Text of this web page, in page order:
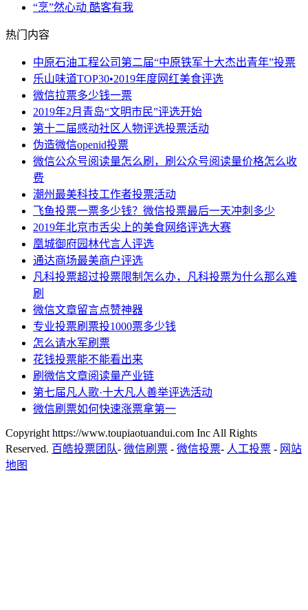
“烹”然心动 酷客有我
热门内容
中原石油工程公司第二届“中原铁军十大杰出青年”投票
乐山味道TOP30•2019年度网红美食评选
微信拉票多少钱一票
2019年2月青岛“文明市民”评选开始
第十二届感动社区人物评选投票活动
伪造微信openid投票
微信公众号阅读量怎么刷，刷公众号阅读量价格怎么收
费
潮州最美科技工作者投票活动
飞鱼投票一票多少钱？微信投票最后一天冲刺多少
2019年北京市舌尖上的美食网络评选大赛
凰城御府园林代言人评选
通达商场最美商户评选
凡科投票超过投票限制怎么办，凡科投票为什么那么难
刷
微信文章留言点赞神器
专业投票刷票投1000票多少钱
怎么请水军刷票
花钱投票能不能看出来
刷微信文章阅读量产业链
第七届凡人歌·十大凡人善举评选活动
微信刷票如何快速涨票拿第一
Copyright https://www.toupiaotuandui.com Inc All Rights
Reserved. 百皓投票团队- 微信刷票 - 微信投票- 人工投票 - 网站
地图